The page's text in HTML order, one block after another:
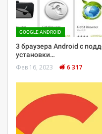
GOOGLE ANDROID
3 браузера Android с
установки…
Фев 16, 2023 6 317